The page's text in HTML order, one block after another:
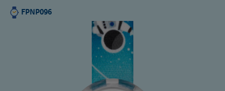
FPNP096